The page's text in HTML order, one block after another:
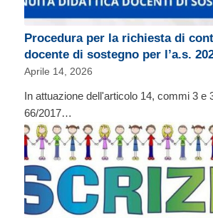
Procedura per la richiesta di
docente di sostegno per l’a.s.
Aprile 14, 2026
In attuazione dell'articolo 14, commi 3 e
66/2017…